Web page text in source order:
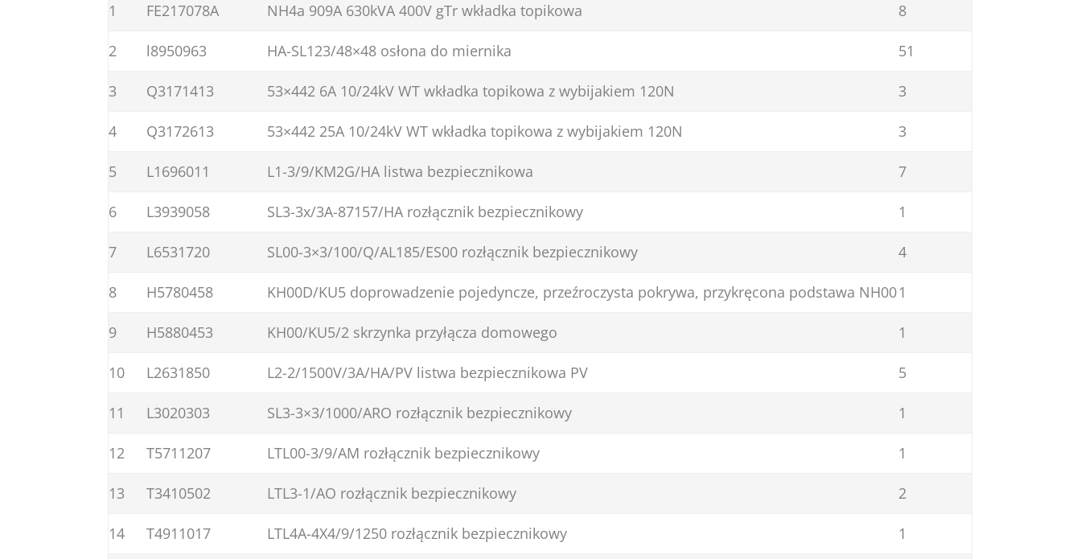
1 FE217078A NH4a 909A 630kVA 400V gTr wkładka topikowa 8
2 l8950963 HA-SL123/48×48 osłona do miernika 51
3 Q3171413 53×442 6A 10/24kV WT wkładka topikowa z wybijakiem 120N 3
4 Q3172613 53×442 25A 10/24kV WT wkładka topikowa z wybijakiem 120N 3
5 L1696011 L1-3/9/KM2G/HA listwa bezpiecznikowa 7
6 L3939058 SL3-3x/3A-87157/HA rozłącznik bezpiecznikowy 1
7 L6531720 SL00-3×3/100/Q/AL185/ES00 rozłącznik bezpiecznikowy 4
8 H5780458 KH00D/KU5 doprowadzenie pojedyncze, przeźroczysta pokrywa, przykręcona podstawa NH001
9 H5880453 KH00/KU5/2 skrzynka przyłącza domowego 1
10 L2631850 L2-2/1500V/3A/HA/PV listwa bezpiecznikowa PV 5
11 L3020303 SL3-3×3/1000/ARO rozłącznik bezpiecznikowy 1
12 T5711207 LTL00-3/9/AM rozłącznik bezpiecznikowy 1
13 T3410502 LTL3-1/AO rozłącznik bezpiecznikowy 2
14 T4911017 LTL4A-4X4/9/1250 rozłącznik bezpiecznikowy 1